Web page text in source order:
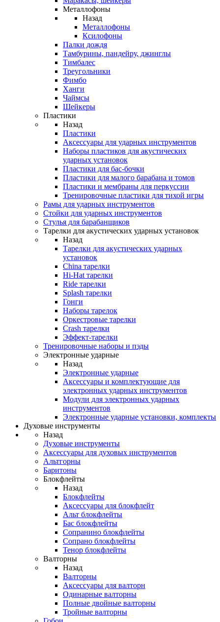
Металлофоны
Назад
Металлофоны
Ксилофоны
Палки дождя
Тамбурины, пандейру, джинглы
Тимбалес
Треугольники
Фимбо
Ханги
Чаймсы
Шейкеры
Пластики
Назад
Пластики
Аксессуары для ударных инструментов
Наборы пластиков для акустических
ударных установок
Пластики для бас-бочки
Пластики для малого барабана и томов
Пластики и мембраны для перкуссии
Тренировочные пластики для тихой игры
Рамы для ударных инструментов
Стойки для ударных инструментов
Стулья для барабанщиков
Тарелки для акустических ударных установок
Назад
Тарелки для акустических ударных
установок
China тарелки
Hi-Hat тарелки
Ride тарелки
Splash тарелки
Гонги
Наборы тарелок
Оркестровые тарелки
Сrash тарелки
Эффект-тарелки
Тренировочные наборы и пэды
Электронные ударные
Назад
Электронные ударные
Аксессуары и комплектующие для
электронных ударных инструментов
Модули для электронных ударных
инструментов
Электронные ударные установки, комплекты
Духовые инструменты
Назад
Духовые инструменты
Аксессуары для духовых инструментов
Альтгорны
Баритоны
Блокфлейты
Назад
Блокфлейты
Аксессуары для блокфлейт
Альт блокфлейты
Бас блокфлейты
Сопранино блокфлейты
Сопрано блокфлейты
Тенор блокфлейты
Валторны
Назад
Валторны
Аксессуары для валторн
Одинарные валторны
Полные двойные валторны
Тройные валторны